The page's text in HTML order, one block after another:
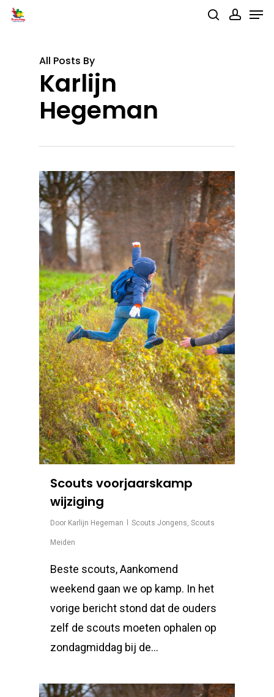
Skip
All Posts By
Karlijn
Hegeman
Scouts voorjaarskamp
wijziging
Door Karlijn Hegeman Scouts Jongens, Scouts
Meiden
Beste scouts, Aankomend
weekend gaan we op kamp. In het
vorige bericht stond dat de ouders
zelf de scouts moeten ophalen op
zondagmiddag bij de…